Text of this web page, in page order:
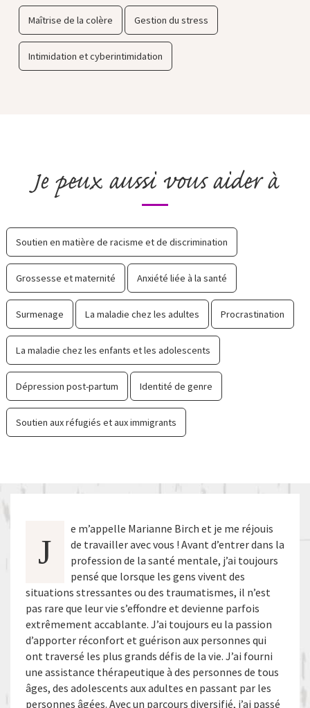
Maîtrise de la colère Gestion du stress
Intimidation et cyberintimidation
Je peux aussi vous aider à
Soutien en matière de racisme et de discrimination
Grossesse et maternité Anxiété liée à la santé
Surmenage La maladie chez les adultes Procrastination
La maladie chez les enfants et les adolescents
Dépression post-partum Identité de genre
Soutien aux réfugiés et aux immigrants
J
e m’appelle Marianne Birch et je me réjouis
de travailler avec vous ! Avant d’entrer dans la
profession de la santé mentale, j’ai toujours
pensé que lorsque les gens vivent des
situations stressantes ou des traumatismes, il n’est
pas rare que leur vie s’effondre et devienne parfois
extrêmement accablante. J’ai toujours eu la passion
d’apporter réconfort et guérison aux personnes qui
ont traversé les plus grands défis de la vie. J’ai fourni
une assistance thérapeutique à des personnes de tous
âges, des adolescents aux adultes en passant par les
personnes âgées. Avec un parcours diversifié, j’ai passé